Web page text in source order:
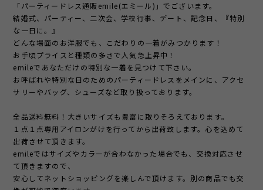
「パーティードレス通販emile(エミール)」でございます。
結婚式、パーティー、二次会、学校行事、デート、記念日、『特別
な一日に。』
どんな場面のお洋服でも、こだわりの一着がみつかります！
お手頃プライスと種類の多さで人気急上昇中！
emileであなただけの特別な一着を見つけて下さい。
お呼ばれや特別な日のためのパーティードレスをメインに、アクセ
サリーやバッグ、シューズなど取り扱っております。
全品送料無料！大きいサイズも豊富に取りそろえております。
１点１点専用アイロンがけを行ってから出荷致します。心を込めて
出荷させて頂きます。
emileではサイズやカラーが合わなかった場合でも、交換対応させ
て頂きますので、
安心してネットショッピングを楽しんで頂けます。別の商品でも交